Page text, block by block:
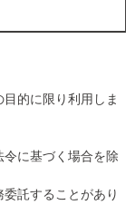
的に限り利用しま
に基づく場合を除
託することがあり